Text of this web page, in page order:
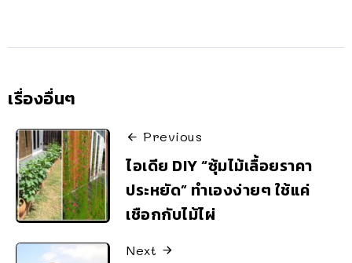
เรื่องอื่นๆ
Previous
ไอเดีย DIY “ซุ้มไม้เลื้อยราคา
ประหยัด” ทำเองง่ายๆ ใช้แค่
เชือกกับไม้ไผ่
Next